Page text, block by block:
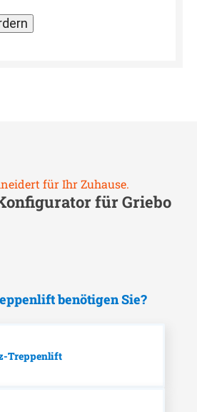
für Ihr Zuhause.
fürGriebo
benötigen Sie?
Treppenlift